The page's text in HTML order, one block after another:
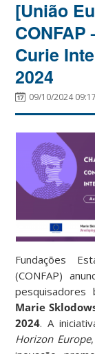
[União
Curie
2024
09/10/2024 09:17
Fundações
(CONFAP)
pesquisadores
Marie
2024. A
Horizon Europe